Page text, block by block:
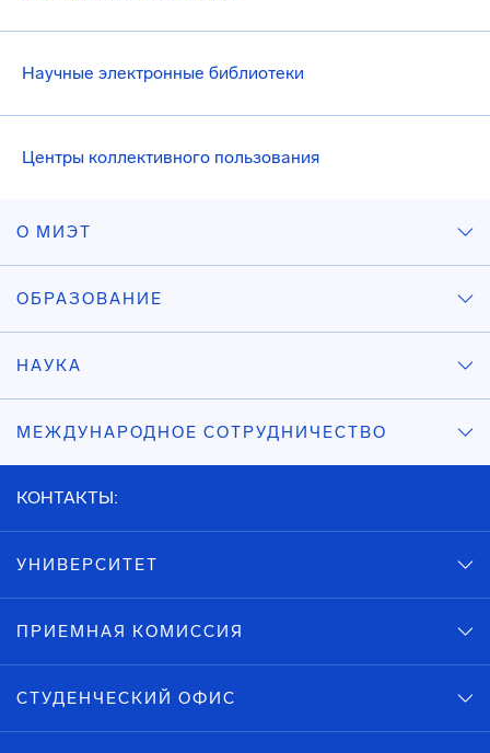
Научные электронные библиотеки
Центры коллективного пользования
О МИЭТ
ОБРАЗОВАНИЕ
НАУКА
МЕЖДУНАРОДНОЕ СОТРУДНИЧЕСТВО
КОНТАКТЫ:
УНИВЕРСИТЕТ
ПРИЕМНАЯ КОМИССИЯ
СТУДЕНЧЕСКИЙ ОФИС